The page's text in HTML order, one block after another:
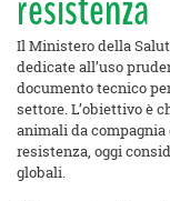
Il Ministero della
dedicate all’uso
documento tecnico
settore. L’obiettivo è
animali da
resistenza, oggi
globali.